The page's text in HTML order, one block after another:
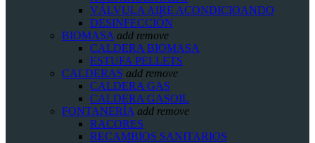
VÁLVULA AIRE ACONDICIOANDO
DESINFECCIÓN
BIOMASA add remove
CALDERA BIOMASA
ESTUFA PELLETS
CALDERAS add remove
CALDERA GAS
CALDERA GASOIL
FONTANERÍA add remove
RACORES
RECAMBIOS SANITARIOS